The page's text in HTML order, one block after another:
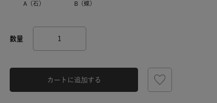
A（石） B（蝶）
カートに追加する